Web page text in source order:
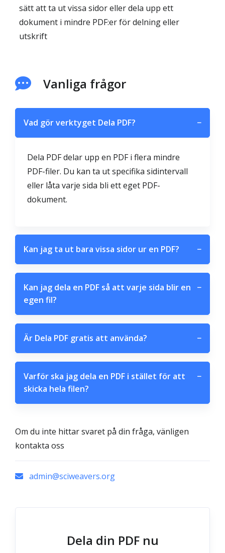
sätt att ta ut vissa sidor eller dela upp ett
dokument i mindre PDF:er för delning eller
utskrift
Vanliga frågor
Vad gör verktyget Dela PDF? −
Dela PDF delar upp en PDF i flera mindre
PDF-filer. Du kan ta ut specifika sidintervall
eller låta varje sida bli ett eget PDF-
dokument.
Kan jag ta ut bara vissa sidor ur en PDF? −
Kan jag dela en PDF så att varje sida blir en
egen fil?
−
Är Dela PDF gratis att använda? −
Varför ska jag dela en PDF i stället för att
skicka hela filen?
−
Om du inte hittar svaret på din fråga, vänligen
kontakta oss
admin@sciweavers.org
Dela din PDF nu